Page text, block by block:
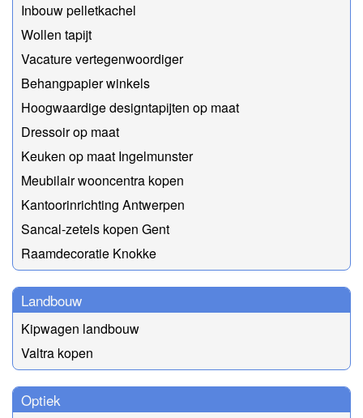
Inbouw pelletkachel
Wollen tapijt
Vacature vertegenwoordiger
Behangpapier winkels
Hoogwaardige designtapijten op maat
Dressoir op maat
Keuken op maat Ingelmunster
Meubilair wooncentra kopen
Kantoorinrichting Antwerpen
Sancal-zetels kopen Gent
Raamdecoratie Knokke
Landbouw
Kipwagen landbouw
Valtra kopen
Optiek